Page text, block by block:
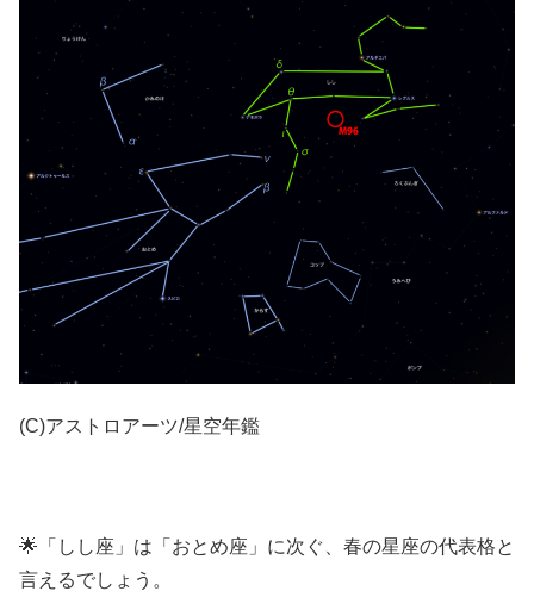
(C)アストロアーツ/星空年鑑
🌟「しし座」は「おとめ座」に次ぐ、春の星座の代表格と
言えるでしょう。